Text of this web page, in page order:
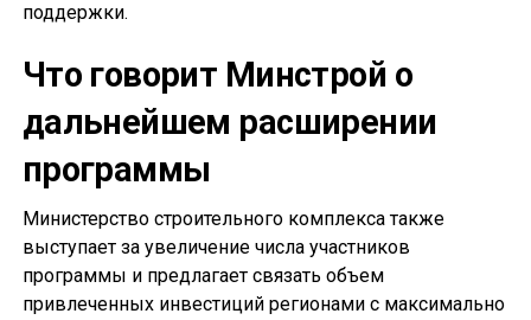
поддержки.
Что говорит Минстрой о
дальнейшем расширении
программы
Министерство строительного комплекса также
выступает за увеличение числа участников
программы и предлагает связать объем
привлеченных инвестиций регионами с максимально